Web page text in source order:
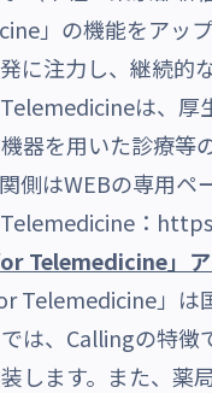
」の機能をアッ
に注力し、継続的
は、 厚
器を用いた診療等
側はWEBの専用ペ
：
Telemedicine」ア
Telemedicine」は
は、Callingの特
します。 また、薬